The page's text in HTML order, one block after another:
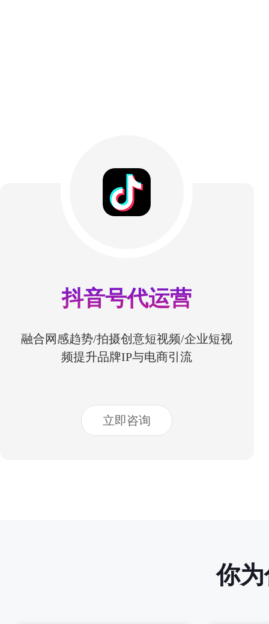
抖音号代运营
融合网感趋势/拍摄创意短视频/企业短视
频提升品牌IP与电商引流
立即咨询
你